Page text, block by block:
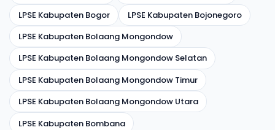
LPSE Kabupaten Bogor
LPSE Kabupaten Bojonegoro
LPSE Kabupaten Bolaang Mongondow
LPSE Kabupaten Bolaang Mongondow Selatan
LPSE Kabupaten Bolaang Mongondow Timur
LPSE Kabupaten Bolaang Mongondow Utara
LPSE Kabupaten Bombana